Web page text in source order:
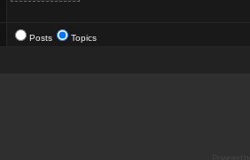
Posts Topics